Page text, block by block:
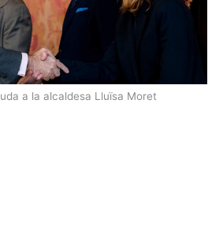
a la alcaldesa Lluïsa Moret